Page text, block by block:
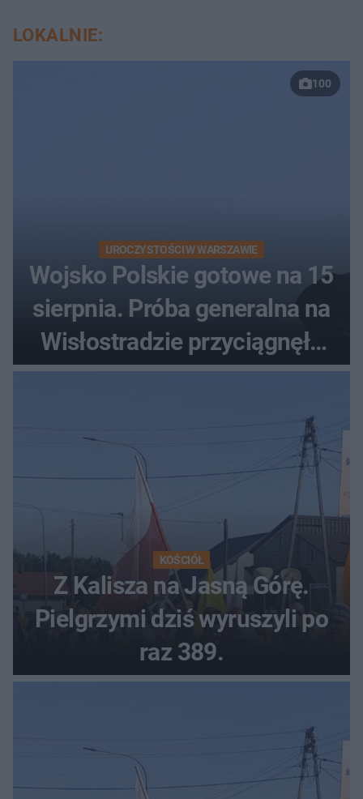
LOKALNIE:
100
UROCZYSTOŚCI W WARSZAWIE
Wojsko Polskie gotowe na 15
sierpnia. Próba generalna na
Wisłostradzie przyciągnęła
tłumy
KOŚCIÓŁ
Z Kalisza na Jasną Górę.
Pielgrzymi dziś wyruszyli po
raz 389.